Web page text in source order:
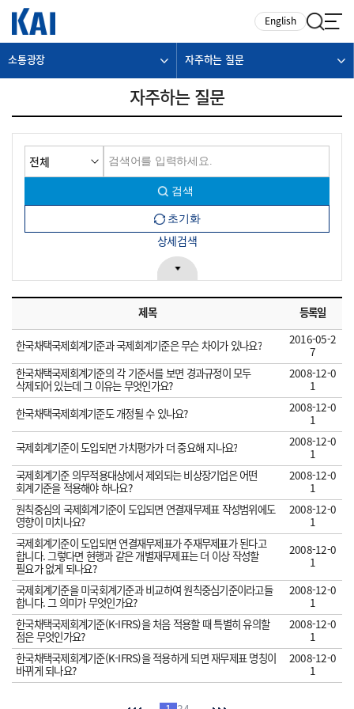
English
소통광장 자주하는 질문
자주하는 질문
상세검색
제목 등록일
한국채택국제회계기준과 국제회계기준은 무슨 차이가 있나요?
2016-05-2
7
한국채택국제회계기준의 각 기준서를 보면 경과규정이 모두
삭제되어 있는데 그 이유는 무엇인가요?
2008-12-0
1
한국채택국제회계기준도 개정될 수 있나요?
2008-12-0
1
국제회계기준이 도입되면 가치평가가 더 중요해 지나요?
2008-12-0
1
국제회계기준 의무적용대상에서 제외되는 비상장기업은 어떤
회계기준을 적용해야 하나요?
2008-12-0
1
원칙중심의 국제회계기준이 도입되면 연결재무제표 작성범위에도
영향이 미치나요?
2008-12-0
1
국제회계기준이 도입되면 연결재무제표가 주재무제표가 된다고
합니다. 그렇다면 현행과 같은 개별재무제표는 더 이상 작성할
필요가 없게 되나요?
2008-12-0
1
국제회계기준을 미국회계기준과 비교하여 원칙중심기준이라고들
합니다. 그 의미가 무엇인가요?
2008-12-0
1
한국채택국제회계기준(K-IFRS)을 처음 적용할 때 특별히 유의할
점은 무엇인가요?
2008-12-0
1
한국채택국제회계기준(K-IFRS)을 적용하게 되면 재무제표 명칭이
바뀌게 되나요?
2008-12-0
1